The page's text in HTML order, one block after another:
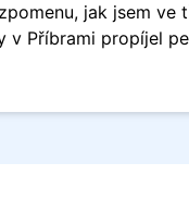
jak jsem ve
v Příbrami propíjel